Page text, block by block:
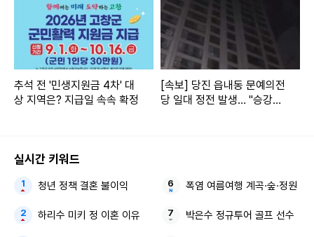
추석 전 '민생지원금 4차' 대
상 지역은? 지급일 속속 확정
[속보] 당진 읍내동 문예의전
당 일대 정전 발생… "승강기
실시간 키워드
청년 정책 결혼 불이익
하리수 미키 정 이혼 이유
폭염 여름여행 계곡·숲·정원
박은수 정규투어 골프 선수